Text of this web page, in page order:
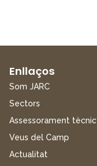
Enllaços
Som JARC
Sectors
Assessorament tècnic
Veus del Camp
Actualitat